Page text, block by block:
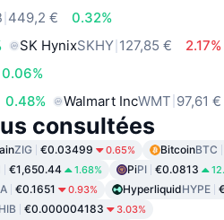
449,2 €
0.32%
SK HynixSKHY 127,85 €
2.17%
0.06%
0.48% Walmart IncWMT 97,61 €
consultées
ZIG €0.03499 0.65% BitcoinBTC
€1,650.44 1.68% PiPI €0.0813
€0.1651 0.93% HyperliquidHYPE
€0.000004183 3.03%